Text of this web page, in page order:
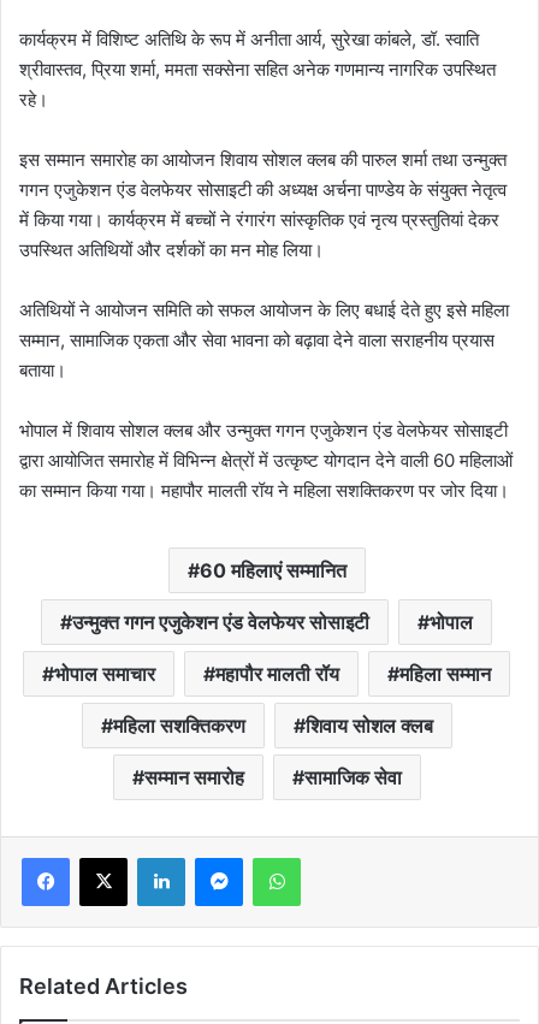
कार्यक्रम में विशिष्ट अतिथि के रूप में अनीता आर्य, सुरेखा कांबले, डॉ. स्वाति
श्रीवास्तव, प्रिया शर्मा, ममता सक्सेना सहित अनेक गणमान्य नागरिक उपस्थित
रहे।
इस सम्मान समारोह का आयोजन शिवाय सोशल क्लब की पारुल शर्मा तथा उन्मुक्त
गगन एजुकेशन एंड वेलफेयर सोसाइटी की अध्यक्ष अर्चना पाण्डेय के संयुक्त नेतृत्व
में किया गया। कार्यक्रम में बच्चों ने रंगारंग सांस्कृतिक एवं नृत्य प्रस्तुतियां देकर
उपस्थित अतिथियों और दर्शकों का मन मोह लिया।
अतिथियों ने आयोजन समिति को सफल आयोजन के लिए बधाई देते हुए इसे महिला
सम्मान, सामाजिक एकता और सेवा भावना को बढ़ावा देने वाला सराहनीय प्रयास
बताया।
भोपाल में शिवाय सोशल क्लब और उन्मुक्त गगन एजुकेशन एंड वेलफेयर सोसाइटी
द्वारा आयोजित समारोह में विभिन्न क्षेत्रों में उत्कृष्ट योगदान देने वाली 60 महिलाओं
का सम्मान किया गया। महापौर मालती रॉय ने महिला सशक्तिकरण पर जोर दिया।
60 महिलाएं सम्मानित
उन्मुक्त गगन एजुकेशन एंड वेलफेयर सोसाइटी भोपाल
भोपाल समाचार महापौर मालती रॉय महिला सम्मान
महिला सशक्तिकरण शिवाय सोशल क्लब
सम्मान समारोह सामाजिक सेवा
LinkedInMessengerWhatsApp
Related Articles